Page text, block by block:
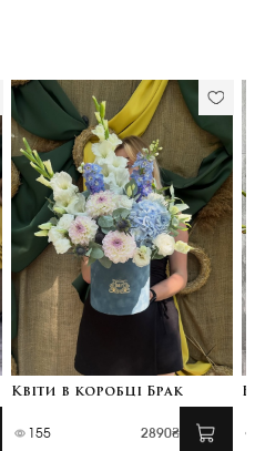
Квіти в коробці Брак
155 2890₴